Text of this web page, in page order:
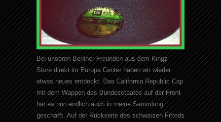
Bei unseren Berliner Freunden aus dem Kingz
Store direkt im Europa Center haben wir wieder
etwas neues entdeckt. Das California Republic Cap
mit dem Wappen des Bundesstaates auf der Front
hat es nun endlich auch in meine Sammlung
geschafft. Auf der Rückseite des schwarzen Fitteds